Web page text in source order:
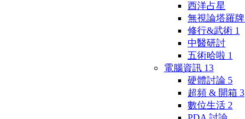
西洋占星
無視論塔羅牌
修行&武術 1
中醫研討
五術哈啦 1
電腦資訊 13
硬體討論 5
超頻 & 開箱 3
數位生活 2